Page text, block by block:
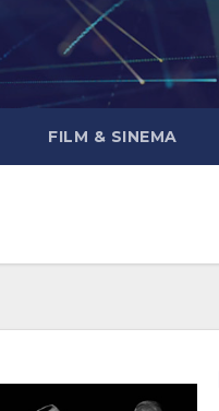
FILM & SINEMA